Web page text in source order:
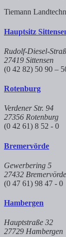
Tiemann
Hauptsitz
Rudolf-Diesel-
27419 Sittensen
(0 42 82) 50 90 –
Rotenburg
Verdener Str. 94
27356 Rotenburg
(0 42 61) 8 52 - 0
Bremervörde
Gewerbering 5
27432 Bremervörde
(0 47 61) 98 47 - 0
Hambergen
Hauptstraße 32
27729 Hambergen